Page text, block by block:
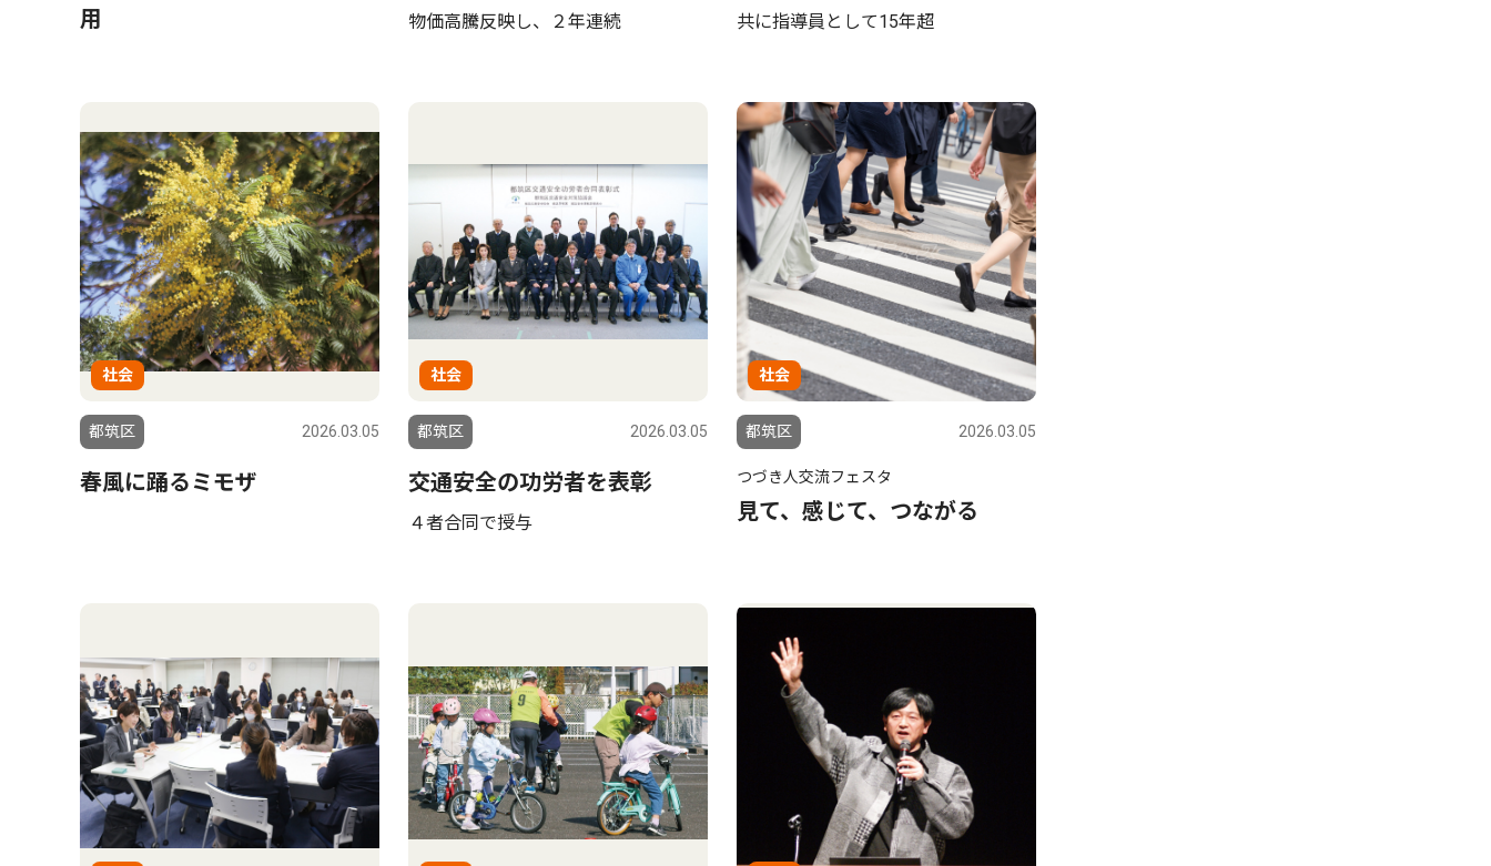
用
物価高騰反映し、２年連続 共に指導員として15年超
社会
都筑区 2026.03.05
春風に踊るミモザ
社会
都筑区 2026.03.05
交通安全の功労者を表彰
４者合同で授与
社会
都筑区 2026.03.05
つづき人交流フェスタ
見て、感じて、つながる